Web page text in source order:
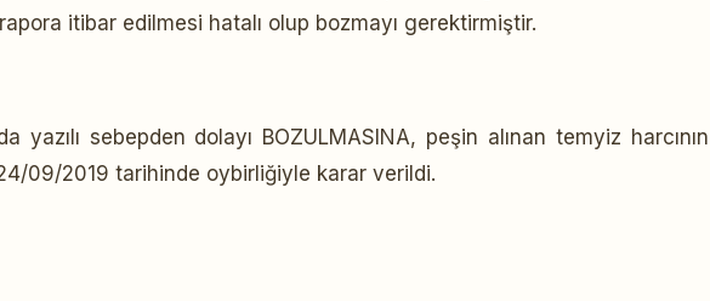
itibar edilmesi hatalı olup bozmayı gerektirmiştir.
yazılı sebepden dolayı BOZULMASINA, peşin alınan temyiz harcının
09/2019 tarihinde oybirliğiyle karar verildi.